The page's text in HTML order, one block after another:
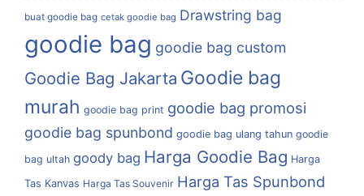
buat goodie bag cetak goodie bag Drawstring bag
goodie bag goodie bag custom
Goodie Bag Jakarta Goodie bag
murah goodie bag print goodie bag promosi
goodie bag spunbond goodie bag ulang tahun goodie
bag ultah goody bag Harga Goodie Bag Harga
Tas Kanvas Harga Tas Souvenir Harga Tas Spunbond